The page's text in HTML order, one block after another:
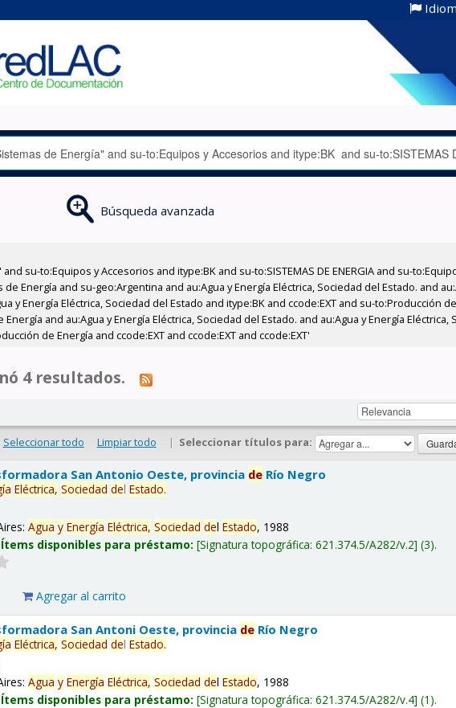
Búsqueda avanzada
su-to:Equipos y Accesorios and itype:BK and su-to:SISTEMAS DE ENERGIA and su-
Energía and su-geo:Argentina and au:Agua y Energía Eléctrica, Sociedad del Estado. and
y Energía Eléctrica, Sociedad del Estado and itype:BK and ccode:EXT and su-to:Producción
and au:Agua y Energía Eléctrica, Sociedad del Estado. and au:Agua y Energía
de Energía and ccode:EXT and ccode:EXT and ccode:EXT'
4 resultados.
Seleccionar todo Limpiar todo | Seleccionar títulos para:
San Antonio Oeste, provincia de Río Negro
Eléctrica, Sociedad delEstado.
Agua y Energía Eléctrica, Sociedad delEstado, 1988
Ítems disponibles para préstamo: Signatura topográfica:621.374.5/A282/v.2 (3).
Agregar al carrito
San Antoni Oeste, provincia de Río Negro
Eléctrica, Sociedad delEstado.
Agua y Energía Eléctrica, Sociedad delEstado, 1988
Ítems disponibles para préstamo: Signatura topográfica:621.374.5/A282/v.4 (1).